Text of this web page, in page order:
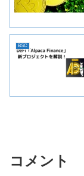
BSC
コメント